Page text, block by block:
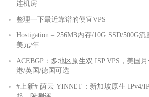
连机房
整理一下最近靠谱的便宜VPS
Hostigation – 256MB内存/10G SSD/500G
美元/年
ACEBGP：多地区原生双 ISP VPS，美国
港/英国/德国可选
#上新# 荫云 YINNET：新加坡原生 IPv4/